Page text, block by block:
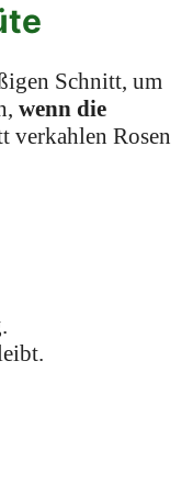
Schnitt, um
wenn die
verkahlen Rosen